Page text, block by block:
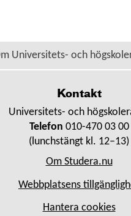
Universitets- och
Kontakt
Universitets- och
Telefon 010-470 03 00
(lunchstängt kl. 12–13)
Om Studera.nu
Webbplatsens
Hantera cookies